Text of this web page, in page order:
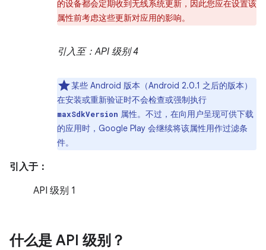
的设备都会定期收到无线系统更新，因此您应在设置该
属性前考虑这些更新对应用的影响。
引入至：API 级别 4
某些 Android 版本（Android 2.0.1 之后的版本）
在安装或重新验证时不会检查或强制执行
maxSdkVersion 属性。不过，在向用户呈现可供下载
的应用时，Google Play 会继续将该属性用作过滤条
件。
引入于：
API 级别 1
什么是 API 级别？